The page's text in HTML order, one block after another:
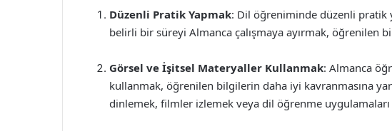
Düzenli Pratik Yapmak: Dil öğreniminde düzenli pratik
belirli bir süreyi Almanca çalışmaya ayırmak, öğrenilen
Görsel ve İşitsel Materyaller Kullanmak: Almanca
kullanmak, öğrenilen bilgilerin daha iyi kavranmasına
dinlemek, filmler izlemek veya dil öğrenme